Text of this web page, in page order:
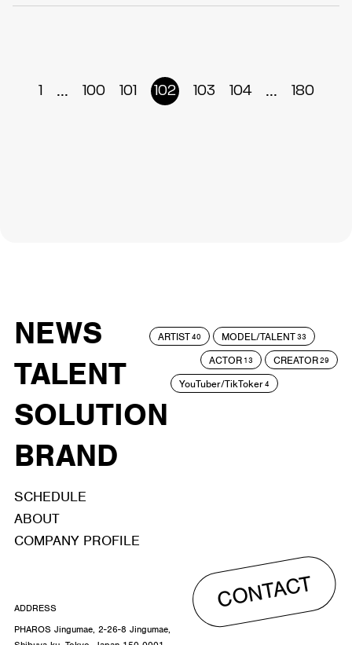
1 ... 100 101 102 103 104 ... 180
NEWS
TALENT
SOLUTION
BRAND
ARTIST40 MODEL/TALENT33
ACTOR 13 CREATOR29
YouTuber/TikToker4
SCHEDULE
ABOUT
COMPANY PROFILE
CONTACT
ADDRESS
PHAROS Jingumae, 2-26-8 Jingumae,